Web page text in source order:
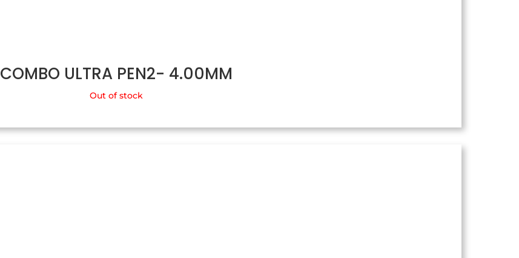
COMBO ULTRA PEN2- 4.00MM
Out of stock